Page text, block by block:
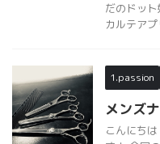
だのドッ
カルテア
1.passion
メンズ
こんにち